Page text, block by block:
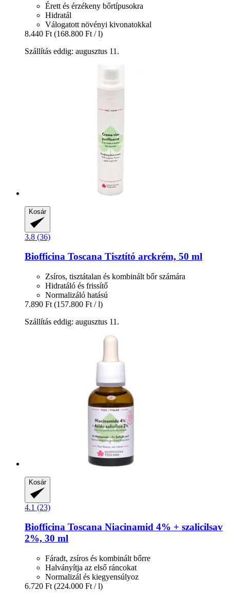
Érett és érzékeny bőrtípusokra
Hidratál
Válogatott növényi kivonatokkal
8.440 Ft (168.800 Ft / l)
Szállítás eddig: augusztus 11.
Kosár
3.8 (36)
Biofficina Toscana Tisztító arckrém, 50 ml
Zsíros, tisztátalan és kombinált bőr számára
Hidratáló és frissítő
Normalizáló hatású
7.890 Ft (157.800 Ft / l)
Szállítás eddig: augusztus 11.
Kosár
4.1 (23)
Biofficina Toscana Niacinamid 4% + szalicilsav
2%, 30 ml
Fáradt, zsíros és kombinált bőrre
Halványítja az első ráncokat
Normalizál és kiegyensúlyoz
6.720 Ft (224.000 Ft / l)